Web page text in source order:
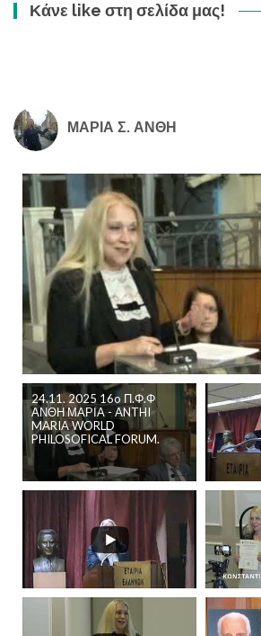
Κάνε like στη σελίδα μας!
ΜΑΡΙΑ Σ. ΑΝΘΗ
24.11. 2025 16o Π.Φ.Φ
ΑΝΘΗ ΜΑΡΙΑ - ANTHI
MARIA WORLD
PHILOSOFICAL FORUM.